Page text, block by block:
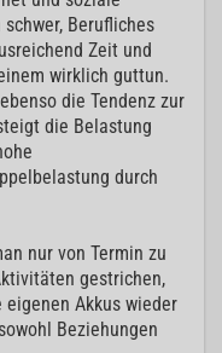
Berufliches
Zeit und
wirklich guttun.
die Tendenz zur
die Belastung
durch
nur von Termin zu
gestrichen,
Akkus wieder
Beziehungen